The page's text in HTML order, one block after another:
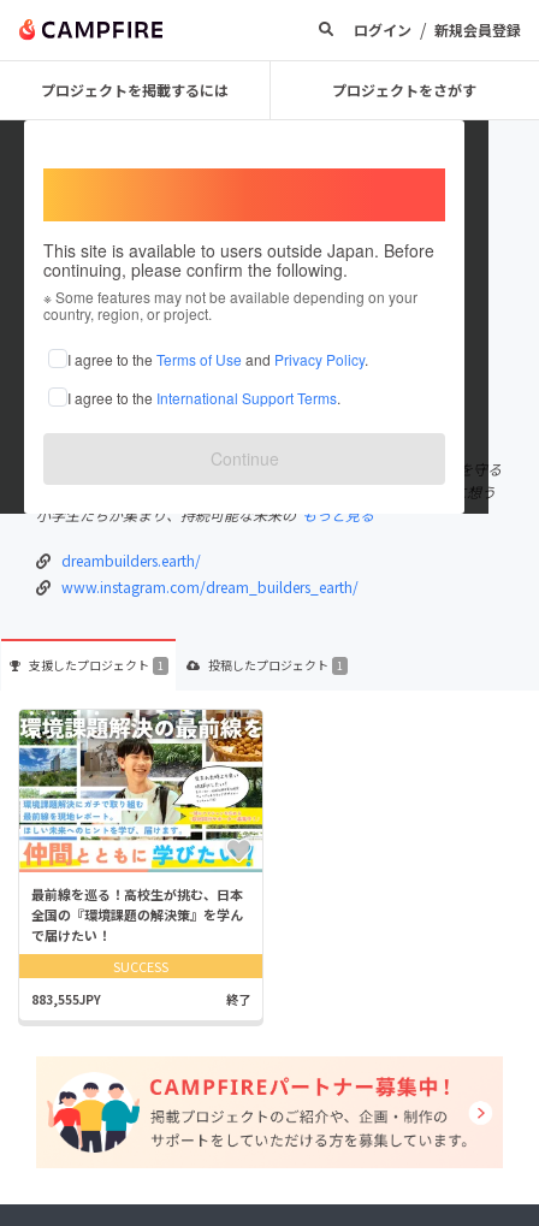
ログイン / 新規会員登録
プロジェクトを掲載するには プロジェクトをさがす
This site is available to users outside Japan. Before
continuing, please confirm the following.
※ Some features may not be available depending on your
country, region, or project.
I agree to the Terms of Use and Privacy Policy.
I agree to the International Support Terms.
Continue
DreamBuilders
これまでに1回支援して1件のプロジェクトを投稿しています
在住国：日本 現在地：東京都
出身国：日本 出身地：未設定
"Dream Builders"は、子どもたちが立ち上げた、地球環境の未来を守る
ために活動するグループです。自然や生き物、そして地球を大切に想う
小学生たちが集まり、持続可能な未来の もっと見る
dreambuilders.earth/
www.instagram.com/dream_builders_earth/
支援したプロジェクト 1 投稿したプロジェクト 1
最前線を巡る！高校生が挑む、日本
全国の『環境課題の解決策』を学ん
で届けたい！
SUCCESS
883,555JPY 終了